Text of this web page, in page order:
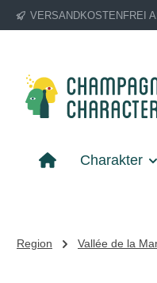
Hauptinhalt springen
Zur Suche springen
Zur Hauptnavigation
VERSANDKOSTENFREI
Charakter
Region Vallée de la